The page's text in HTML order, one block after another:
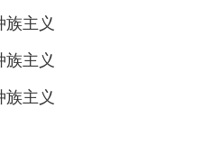
族主义
族主义
族主义